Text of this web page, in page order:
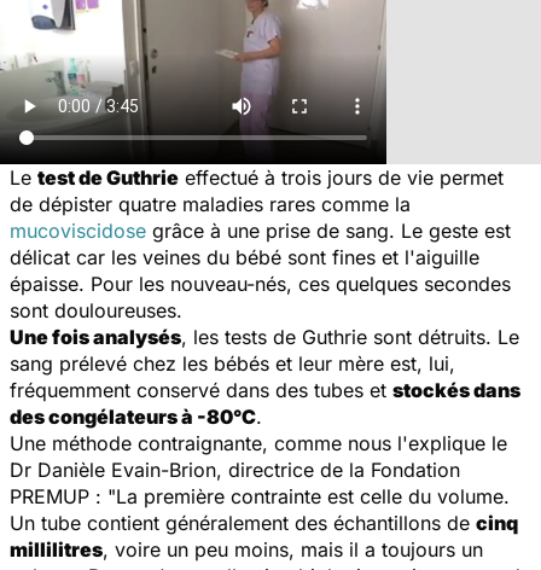
Le test de Guthrie effectué à trois jours de vie permet
de dépister quatre maladies rares comme la
mucoviscidose grâce à une prise de sang. Le geste est
délicat car les veines du bébé sont fines et l'aiguille
épaisse. Pour les nouveau-nés, ces quelques secondes
sont douloureuses.
Une fois analysés, les tests de Guthrie sont détruits. Le
sang prélevé chez les bébés et leur mère est, lui,
fréquemment conservé dans des tubes et stockés dans
des congélateurs à -80°C.
Une méthode contraignante, comme nous l'explique le
Dr Danièle Evain-Brion, directrice de la Fondation
PREMUP : "La première contrainte est celle du volume.
Un tube contient généralement des échantillons de cinq
millilitres, voire un peu moins, mais il a toujours un